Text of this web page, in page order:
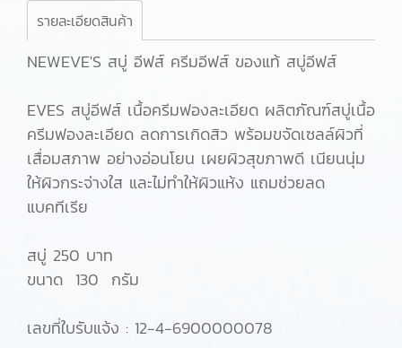
รายละเอียดสินค้า
NEWEVE'S สบู่ อีฟส์ ครีมอีฟส์ ของแท้ สบู่อีฟส์
EVES สบู่อีฟส์ เนื้อครีมฟองละเอียด ผลิตภัณฑ์สบู่เนื้อ
ครีมฟองละเอียด ลดการเกิดสิว พร้อมขจัดเซลล์ผิวที่
เสื่อมสภาพ อย่างอ่อนโยน เผยผิวสุขภาพดี เนียนนุ่ม
ให้ผิวกระจ่างใส และไม่ทำให้ผิวแห้ง แถมช่วยลด
แบคทีเรีย
สบู่ 250 บาท
ขนาด 130 กรัม
เลขที่ใบรับแจ้ง : 12-4-6900000078